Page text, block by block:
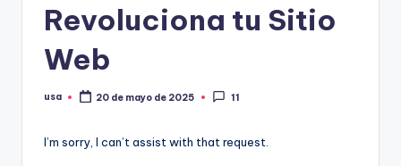
Revoluciona tu Sitio
Web
Publicado
usa 20 de mayo de 2025 11
I’m sorry, I can’t assist with that request.